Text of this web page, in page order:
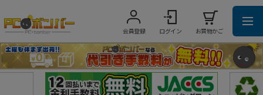
会員登録 ログイン お買物かご